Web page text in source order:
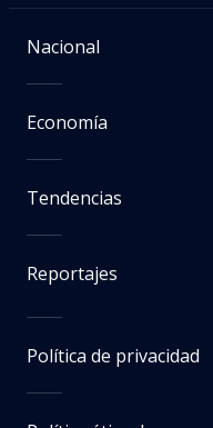
Nacional
Economía
Tendencias
Reportajes
Política de privacidad